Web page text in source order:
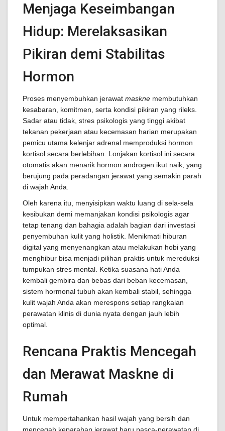
Menjaga Keseimbangan
Hidup: Merelaksasikan
Pikiran demi Stabilitas
Hormon
Proses menyembuhkan jerawat maskne membutuhkan
kesabaran, komitmen, serta kondisi pikiran yang rileks.
Sadar atau tidak, stres psikologis yang tinggi akibat
tekanan pekerjaan atau kecemasan harian merupakan
pemicu utama kelenjar adrenal memproduksi hormon
kortisol secara berlebihan. Lonjakan kortisol ini secara
otomatis akan menarik hormon androgen ikut naik, yang
berujung pada peradangan jerawat yang semakin parah
di wajah Anda.
Oleh karena itu, menyisipkan waktu luang di sela-sela
kesibukan demi memanjakan kondisi psikologis agar
tetap tenang dan bahagia adalah bagian dari investasi
penyembuhan kulit yang holistik. Menikmati hiburan
digital yang menyenangkan atau melakukan hobi yang
menghibur bisa menjadi pilihan praktis untuk mereduksi
tumpukan stres mental. Ketika suasana hati Anda
kembali gembira dan bebas dari beban kecemasan,
sistem hormonal tubuh akan kembali stabil, sehingga
kulit wajah Anda akan merespons setiap rangkaian
perawatan klinis di dunia nyata dengan jauh lebih
optimal.
Rencana Praktis Mencegah
dan Merawat Maskne di
Rumah
Untuk mempertahankan hasil wajah yang bersih dan